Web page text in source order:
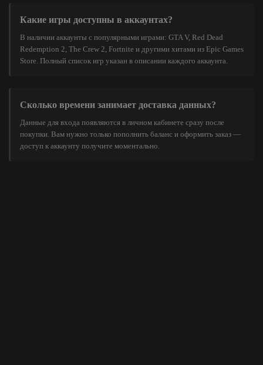
Какие игры доступны в аккаунтах?
В наличии аккаунты с популярными играми: GTA V, Red Dead
Redemption 2, The Crew 2, Fortnite и другими хитами из Epic Games
Store. Полный список игр указан в описании каждого аккаунта.
Сколько времени занимает доставка данных?
Данные для входа появляются в личном кабинете сразу после
покупки. Вам нужно только пополнить баланс и оформить заказ —
доступ к аккаунту получите моментально.